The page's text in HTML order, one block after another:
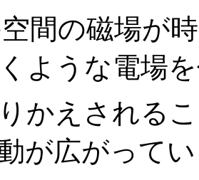
間の磁場が
ような電場
かえされる
が広がって